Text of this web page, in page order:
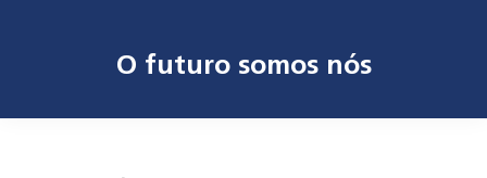
O futuro somos nós